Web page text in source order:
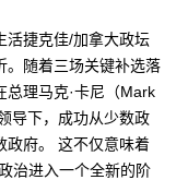
活捷克佳/加拿大政坛
。随着三场关键补选落
总理马克·卡尼（Mark
导下，成功从少数政
政府。 这不仅意味着
治进入一个全新的阶